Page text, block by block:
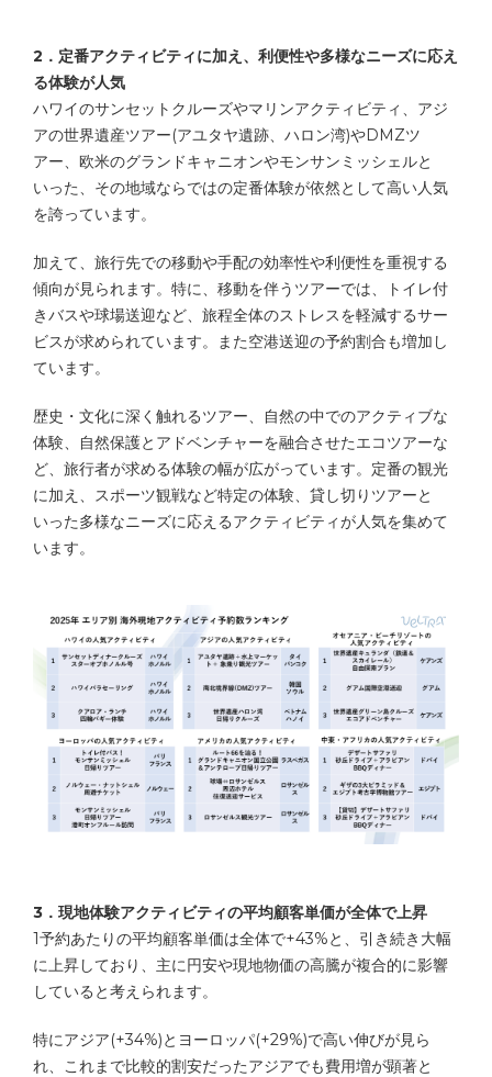
2．定番アクティビティに加え、利便性や多様なニーズに応え
る体験が人気
ハワイのサンセットクルーズやマリンアクティビティ、アジ
アの世界遺産ツアー(アユタヤ遺跡、ハロン湾)やDMZツ
アー、欧米のグランドキャニオンやモンサンミッシェルと
いった、その地域ならではの定番体験が依然として高い人気
を誇っています。
加えて、旅行先での移動や手配の効率性や利便性を重視する
傾向が見られます。特に、移動を伴うツアーでは、トイレ付
きバスや球場送迎など、旅程全体のストレスを軽減するサー
ビスが求められています。また空港送迎の予約割合も増加し
ています。
歴史・文化に深く触れるツアー、自然の中でのアクティブな
体験、自然保護とアドベンチャーを融合させたエコツアーな
ど、旅行者が求める体験の幅が広がっています。定番の観光
に加え、スポーツ観戦など特定の体験、貸し切りツアーと
いった多様なニーズに応えるアクティビティが人気を集めて
います。
3．現地体験アクティビティの平均顧客単価が全体で上昇
1予約あたりの平均顧客単価は全体で+43%と、引き続き大幅
に上昇しており、主に円安や現地物価の高騰が複合的に影響
していると考えられます。
特にアジア(+34%)とヨーロッパ(+29%)で高い伸びが見ら
れ、これまで比較的割安だったアジアでも費用増が顕著と